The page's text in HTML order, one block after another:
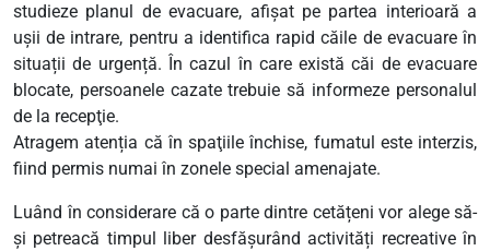
studieze planul de evacuare, afișat pe partea interioară a
ușii de intrare, pentru a identifica rapid căile de evacuare în
situații de urgență. În cazul în care există căi de evacuare
blocate, persoanele cazate trebuie să informeze personalul
de la recepţie.
Atragem atenția că în spaţiile închise, fumatul este interzis,
fiind permis numai în zonele special amenajate.
Luând în considerare că o parte dintre cetățeni vor alege să-
și petreacă timpul liber desfășurând activități recreative în